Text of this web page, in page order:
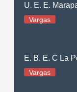
U. E. E.
Vargas
E. B. E. C La
Vargas